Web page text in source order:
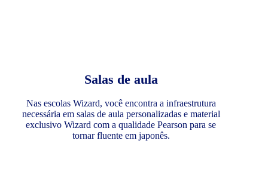
Salas de aula
Nas escolas Wizard, você encontra a infraestrutura
necessária em salas de aula personalizadas e material
exclusivo Wizard com a qualidade Pearson para se
tornar fluente em japonês.